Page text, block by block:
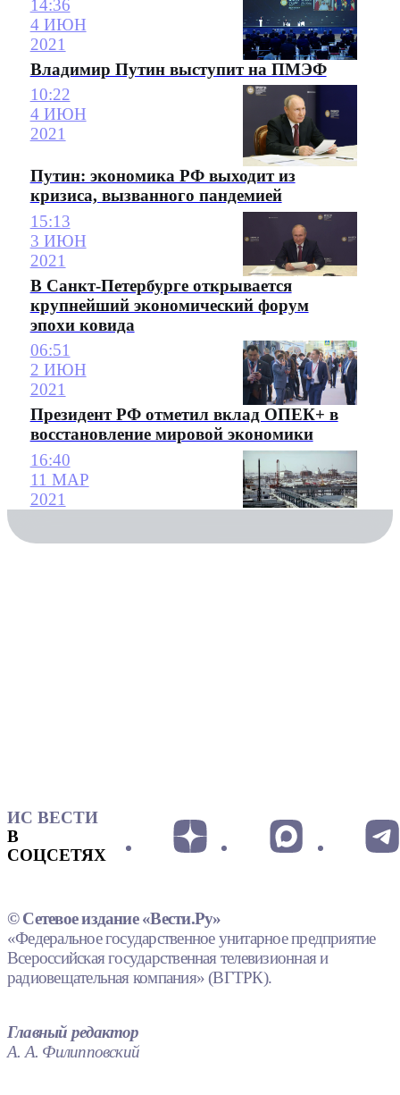
14:36
4 ИЮН
2021
Владимир Путин выступит на ПМЭФ
10:22
4 ИЮН
2021
Путин: экономика РФ выходит из
кризиса, вызванного пандемией
15:13
3 ИЮН
2021
В Санкт-Петербурге открывается
крупнейший экономический форум
эпохи ковида
06:51
2 ИЮН
2021
Президент РФ отметил вклад ОПЕК+ в
восстановление мировой экономики
16:40
11 МАР
2021
ИС ВЕСТИ
В
СОЦСЕТЯХ
© Сетевое издание «Вести.Ру»
«Федеральное государственное унитарное предприятие
Всероссийская государственная телевизионная и
радиовещательная компания» (ВГТРК).
Главный редактор
А. А. Филипповский